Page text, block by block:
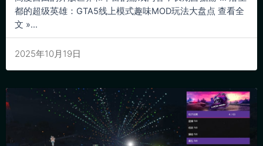
2025年10月19日
都的超级英雄：GTA5线上模式趣味MOD玩法大盘点 查看全
文 »...